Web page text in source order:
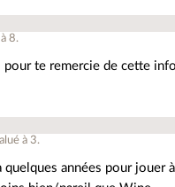
à8.
te remercie de cette
à 3.
années pour jouer